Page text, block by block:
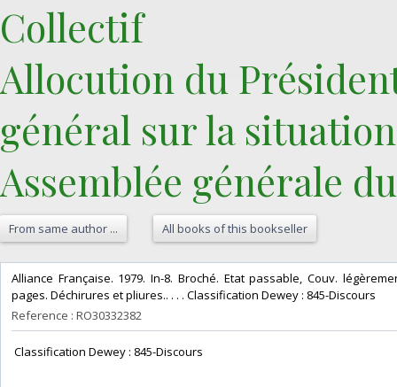
‎Collectif‎
‎Allocution du
général sur la
Assemblée générale
From same author ... All books of this bookseller
‎Alliance Française. 1979. In-8. Broché. Etat passable, Couv.
pages. Déchirures et pliures.. . . . Classification Dewey : 845-Discours‎
Reference : RO30332382
‎ Classification Dewey : 845-Discours‎